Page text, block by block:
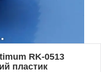
RK-0513
пластик